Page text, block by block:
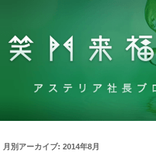
月別アーカイブ:2014年8月